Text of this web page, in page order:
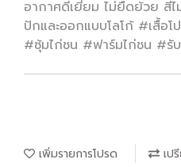
อากาศดีเยี่ยม ไม่ยืดย้วย สี
ปักและออกแบบโลโก้ #เสื้อโ
#ซุ้มไก่ชน #ฟาร์มไก่ชน #รั
เพิ่มรายการโปรด เป